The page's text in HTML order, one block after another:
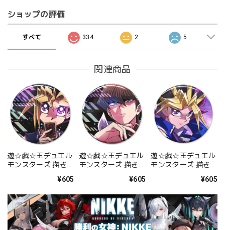
ショップの評価
すべて 334 2 5
関連商品
遊☆戯☆王デュエル
モンスターズ 描き下
ッジ 最強の決闘者達
¥605
遊☆戯☆王デュエル
モンスターズ 描き下
ッジ 最強の決闘者達
¥605
遊☆戯☆王デュエル
モンスターズ 描き下
缶バッジ オフモード
¥605